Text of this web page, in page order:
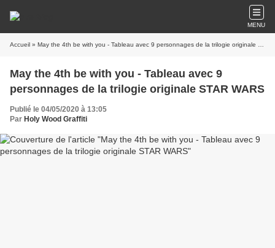
MENU
Accueil » May the 4th be with you - Tableau avec 9 personnages de la trilogie originale STAR WARS
May the 4th be with you - Tableau avec 9
personnages de la trilogie originale STAR WARS
Publié le 04/05/2020 à 13:05
Par Holy Wood Graffiti